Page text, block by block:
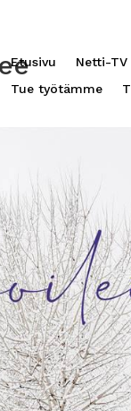
Etusivu Netti-TV
Tue työtämme